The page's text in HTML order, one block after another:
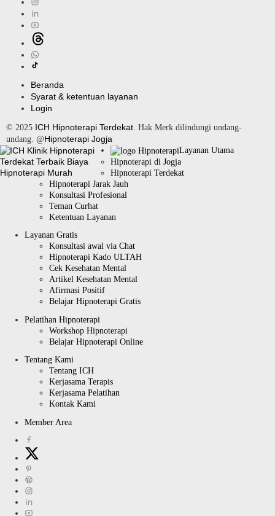
Beranda
Syarat & ketentuan layanan
Login
© 2025 ICH Hipnoterapi Terdekat . Hak Merk dilindungi undang-
undang. @Hipnoterapi Jogja
Layanan Utama
Hipnoterapi di Jogja
Hipnoterapi Terdekat
Hipnoterapi Jarak Jauh
Konsultasi Profesional
Teman Curhat
Ketentuan Layanan
Layanan Gratis
Konsultasi awal via Chat
Hipnoterapi Kado ULTAH
Cek Kesehatan Mental
Artikel Kesehatan Mental
Afirmasi Positif
Belajar Hipnoterapi Gratis
Pelatihan Hipnoterapi
Workshop Hipnoterapi
Belajar Hipnoterapi Online
Tentang Kami
Tentang ICH
Kerjasama Terapis
Kerjasama Pelatihan
Kontak Kami
Member Area